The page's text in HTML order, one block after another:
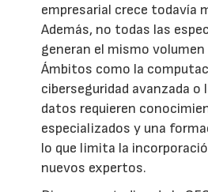
empresarial crece todavía
Además, no todas las
generan el mismo
Ámbitos como la
ciberseguridad avanzada o
datos requieren
especializados y una
lo que limita la
nuevos expertos.